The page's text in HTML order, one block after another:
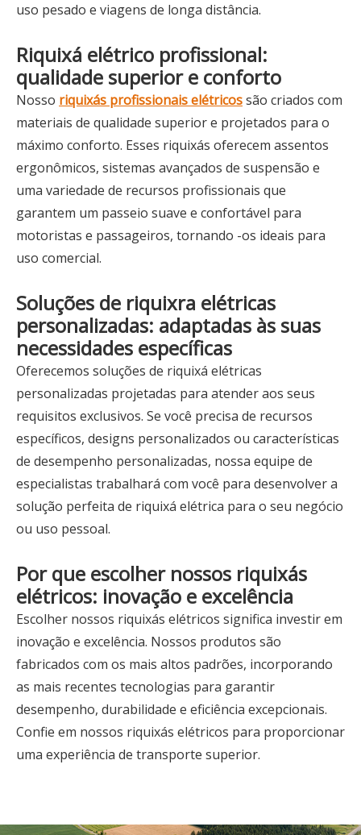
uso pesado e viagens de longa distância.
Riquixá elétrico profissional:
qualidade superior e conforto
Nosso riquixás profissionais elétricossão criados com
materiais de qualidade superior e projetados para o
máximo conforto. Esses riquixás oferecem assentos
ergonômicos, sistemas avançados de suspensão e
uma variedade de recursos profissionais que
garantem um passeio suave e confortável para
motoristas e passageiros, tornando -os ideais para
uso comercial.
Soluções de riquixra elétricas
personalizadas: adaptadas às suas
necessidades específicas
Oferecemos soluções de riquixá elétricas
personalizadas projetadas para atender aos seus
requisitos exclusivos. Se você precisa de recursos
específicos, designs personalizados ou características
de desempenho personalizadas, nossa equipe de
especialistas trabalhará com você para desenvolver a
solução perfeita de riquixá elétrica para o seu negócio
ou uso pessoal.
Por que escolher nossos riquixás
elétricos: inovação e excelência
Escolher nossos riquixás elétricos significa investir em
inovação e excelência. Nossos produtos são
fabricados com os mais altos padrões, incorporando
as mais recentes tecnologias para garantir
desempenho, durabilidade e eficiência excepcionais.
Confie em nossos riquixás elétricos para proporcionar
uma experiência de transporte superior.